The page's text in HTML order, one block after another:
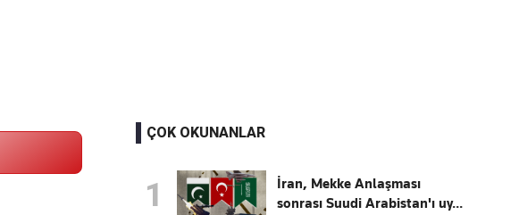
ÇOK OKUNANLAR
1
İran, Mekke Anlaşması
sonrası Suudi Arabistan'ı uy...